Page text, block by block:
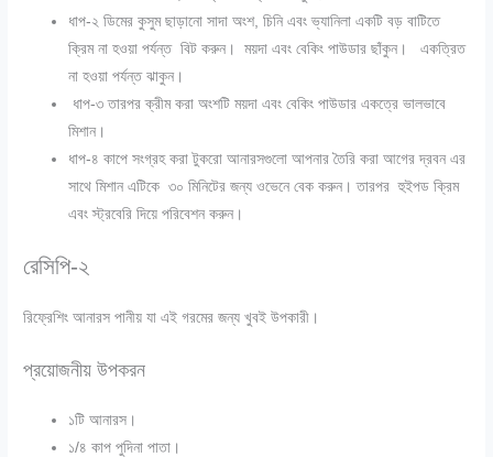
ধাপ-২ডিমের কুসুম ছাড়ানো সাদা অংশ, চিনি এবং ভ্যানিলা একটি বড় বাটিতে
ক্রিম না হওয়া পর্যন্ত বিট করুন। ময়দা এবং বেকিং পাউডার ছাঁকুন। একত্রিত
না হওয়া পর্যন্ত ঝাকুন।
ধাপ-৩তারপর ক্রীম করা অংশটি ময়দা এবং বেকিং পাউডার একত্রে ভালভাবে
মিশান।
ধাপ-৪কাপে সংগ্রহ করা টুকরো আনারসগুলো আপনার তৈরি করা আগের দ্রবন এর
সাথে মিশান এটিকে ৩০ মিনিটের জন্য ওভেনে বেক করুন। তারপর হুইপড ক্রিম
এবং স্ট্রবেরি দিয়ে পরিবেশন করুন।
রেসিপি-২
রিফ্রেশিং আনারস পানীয় যা এই গরমের জন্য খুবই উপকারী।
প্রয়োজনীয় উপকরন
১টি আনারস।
১/৪ কাপ পুদিনা পাতা।